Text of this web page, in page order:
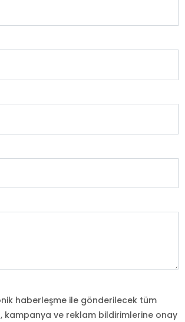
haberleşme ile gönderilecek tüm
kampanya ve reklam bildirimlerine onay